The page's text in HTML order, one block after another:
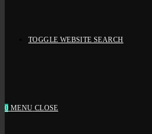
TOGGLE WEBSITE SEARCH
0 MENU CLOSE